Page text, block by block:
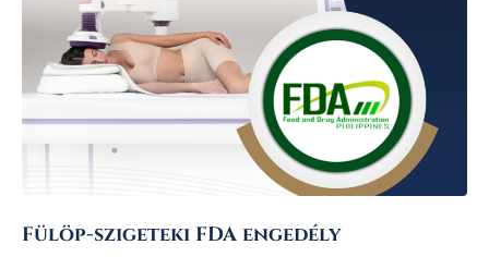
Fülöp-szigeteki FDA engedély